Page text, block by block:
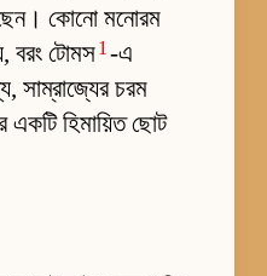
কোনো মনোরম
বরং টোমস1 -এ
সাম্রাজ্যের চরম
একটি হিমায়িত ছোট